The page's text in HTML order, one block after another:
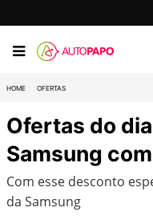
HOME OFERTAS
Ofertas do
Samsung
Com esse desconto
da Samsung